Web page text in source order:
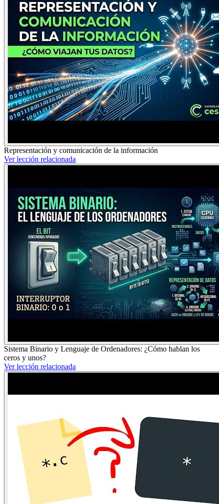
Representación y comunicación de la información
Ver lección relacionada
Sistema Binario y Lenguaje de Ordenadores: ¿Cómo hablan los
ceros y unos?
Ver lección relacionada